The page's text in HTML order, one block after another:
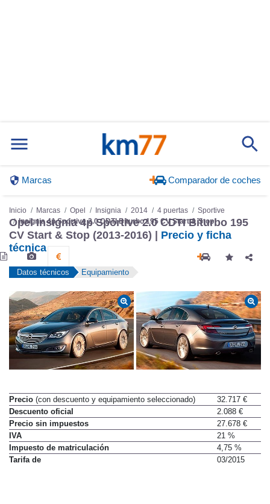
Inicio Marcas Opel Insignia 2014 4 puertas
Sportive
Insignia 4p Sportive 2.0 CDTI Biturbo 195 CV Start & Stop
Opel Insignia 4p Sportive 2.0 CDTI Biturbo 195
CV Start & Stop (2013-2016) |
Precio y ficha
técnica
Precio(con descuento y equipamiento seleccionado)
32.717 €
Descuento oficial
2.088 €
Precio sin impuestos
27.678 €
IVA
21 %
Impuesto de matriculación
4,75 %